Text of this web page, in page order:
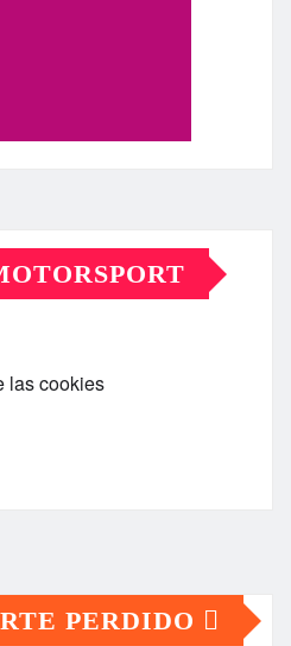
las cookies
PERDIDO